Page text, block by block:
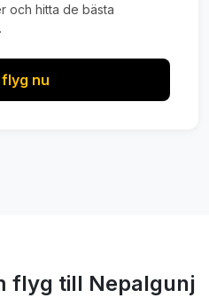
och hitta de bästa
nu
flyg till Nepalgunj